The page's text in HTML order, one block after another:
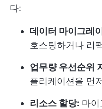
다:
데이터 마이그레
호스팅하거나 리
업무량 우선순위
플리케이션을 먼
리소스 할당: 마